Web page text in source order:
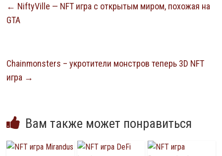
← NiftyVille — NFT игра с открытым миром, похожая на
GTA
Chainmonsters – укротители монстров теперь 3D NFT
игра →
Вам также может понравиться